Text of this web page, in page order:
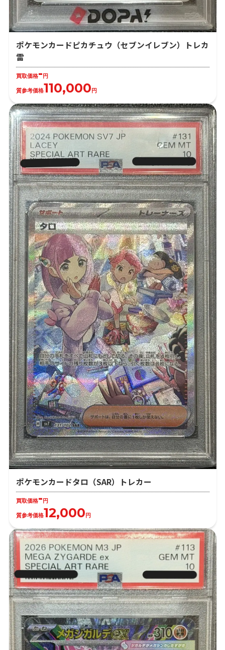
ポケモンカードピカチュウ（セブンイレブン）トレカ
雷
買取価格-円
質参考価格110,000円
ポケモンカードタロ（SAR）トレカー
買取価格-円
質参考価格12,000円